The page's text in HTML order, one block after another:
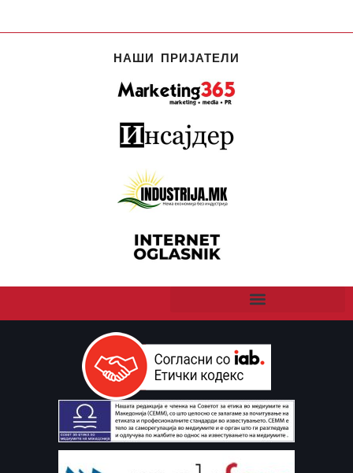
НАШИ ПРИЈАТЕЛИ